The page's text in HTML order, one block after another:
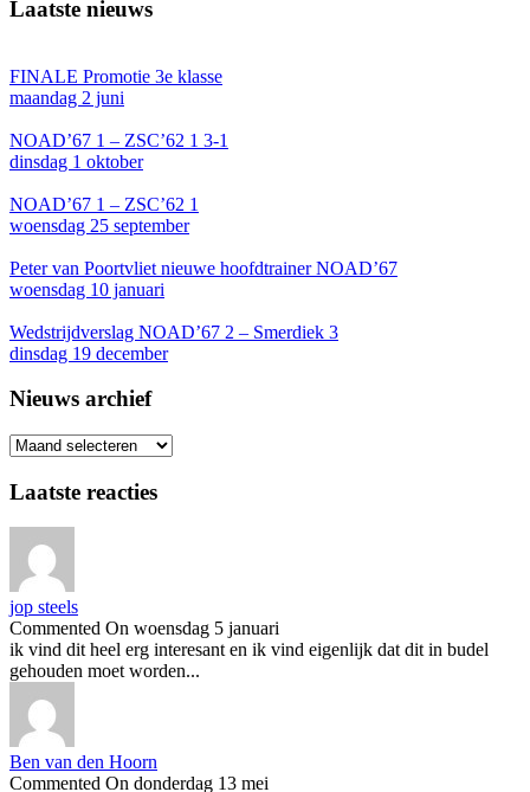
Laatste nieuws
FINALE Promotie 3e klasse
maandag 2 juni
NOAD’67 1 – ZSC’62 1 3-1
dinsdag 1 oktober
NOAD’67 1 – ZSC’62 1
woensdag 25 september
Peter van Poortvliet nieuwe hoofdtrainer NOAD’67
woensdag 10 januari
Wedstrijdverslag NOAD’67 2 – Smerdiek 3
dinsdag 19 december
Nieuws archief
Nieuws
Laatste reacties
jop steels
Commented On woensdag 5 januari
ik vind dit heel erg interesant en ik vind eigenlijk dat dit in budel
gehouden moet worden...
Ben van den Hoorn
Commented On donderdag 13 mei